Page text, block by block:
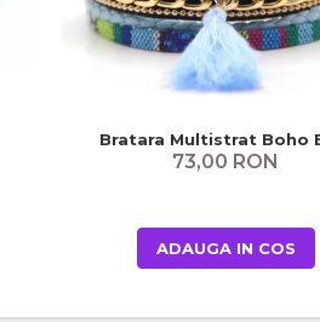
Bratara Multistrat Boho
73,00 RON
ADAUGA IN COS